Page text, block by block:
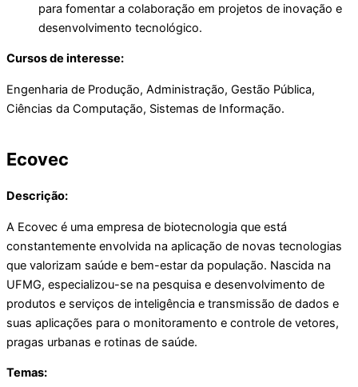
para fomentar a colaboração em projetos de inovação e
desenvolvimento tecnológico.
Cursos de interesse:
Engenharia de Produção, Administração, Gestão Pública,
Ciências da Computação, Sistemas de Informação.
Ecovec
Descrição:
A Ecovec é uma empresa de biotecnologia que está
constantemente envolvida na aplicação de novas tecnologias
que valorizam saúde e bem-estar da população. Nascida na
UFMG, especializou-se na pesquisa e desenvolvimento de
produtos e serviços de inteligência e transmissão de dados e
suas aplicações para o monitoramento e controle de vetores,
pragas urbanas e rotinas de saúde.
Temas: